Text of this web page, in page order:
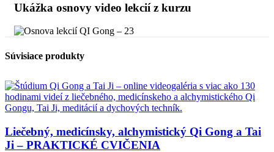
Ukážka osnovy video lekcií z kurzu
Súvisiace produkty
Liečebný, medicínsky, alchymistický Qi Gong a Tai
Ji – PRAKTICKÉ CVIČENIA